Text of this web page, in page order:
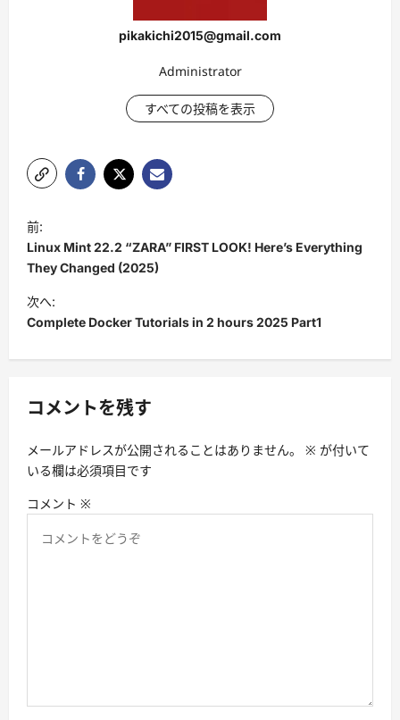
pikakichi2015@gmail.com
Administrator
すべての投稿を表示
投
稿
ナ
ビ
ゲ
ー
ョ
前:
Linux Mint 22.2 “ZARA” FIRST LOOK! Here’s Everything
They Changed (2025)
次へ:
Complete Docker Tutorials in 2 hours 2025 Part1
コメントを残す
メールアドレスが公開されることはありません。 ※ が付いて
いる欄は必須項目です
コメント ※